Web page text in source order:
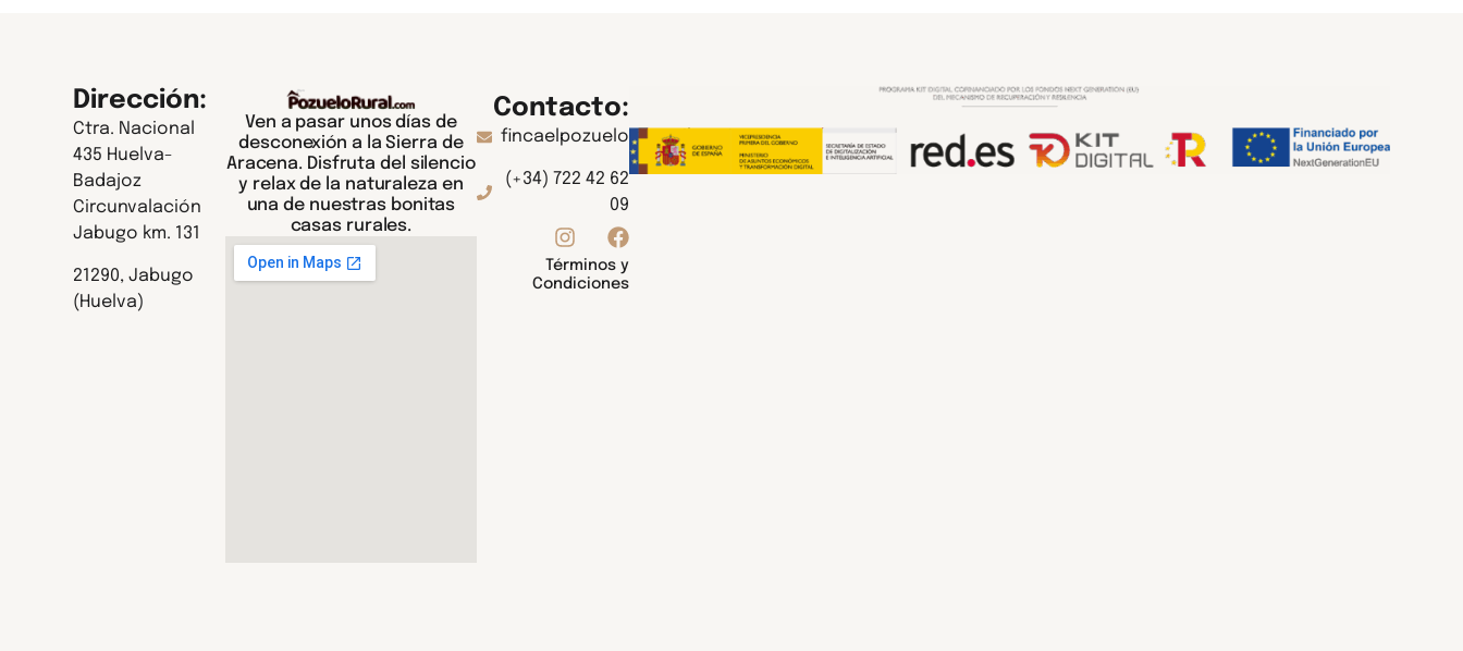
Dirección:
Ctra. Nacional
435 Huelva-
Badajoz
Circunvalación
Jabugo km. 131
21290, Jabugo
(Huelva)
Ven a pasar unos días de
desconexión a la Sierra de
Aracena. Disfruta del silencio
y relax de la naturaleza en
una de nuestras bonitas
casas rurales.
Contacto:
fincaelpozuelo@gmail.com
(+34) 722 42 62
09
Términos y
Condiciones